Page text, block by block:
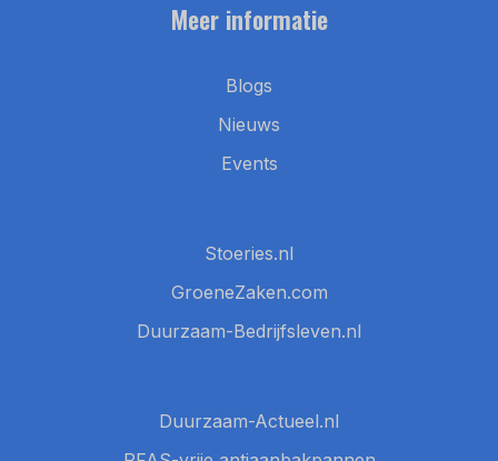
Meer informatie
Blogs
Nieuws
Events
Stoeries.nl
GroeneZaken.com
Duurzaam-Bedrijfsleven.nl
Duurzaam-Actueel.nl